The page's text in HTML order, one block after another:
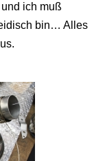
ich muß
bin… Alles